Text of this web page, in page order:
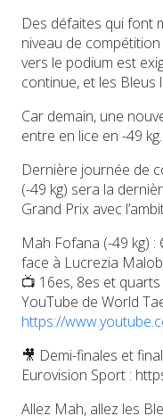
Des défaites qui font
niveau de
vers le podium est
continue, et les Bleus
Car demain, une
entre en lice en -49
Dernière journée de
(-49 kg) sera la
Grand Prix avec
Mah Fofana (-49 kg)
face à Lucrezia
📺 16es, 8es et
YouTube de World
https://
🎥 Demi-finales et
Eurovision Sport :
Allez Mah, allez les